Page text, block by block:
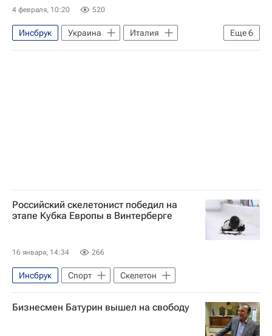
Интеко
4 февраля, 10:20 520
Еще6
Инсбрук Украина
Италия
Кирсти Ковентри
Дмитрий Васильев
Российский скелетонист победил на
этапе Кубка Европы в Винтерберге
16 января, 14:34 266
Инсбрук Спорт Скелетон
Бизнесмен Батурин вышел на свободу